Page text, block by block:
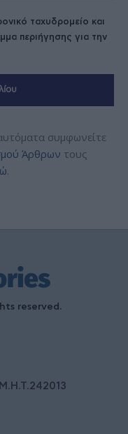
ταχυδρομείο και
περιήγησης για την
συμφωνείτε
Άρθρων τους
.
reserved.